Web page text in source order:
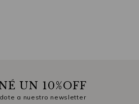
UN 10%OFF
a nuestro newsletter